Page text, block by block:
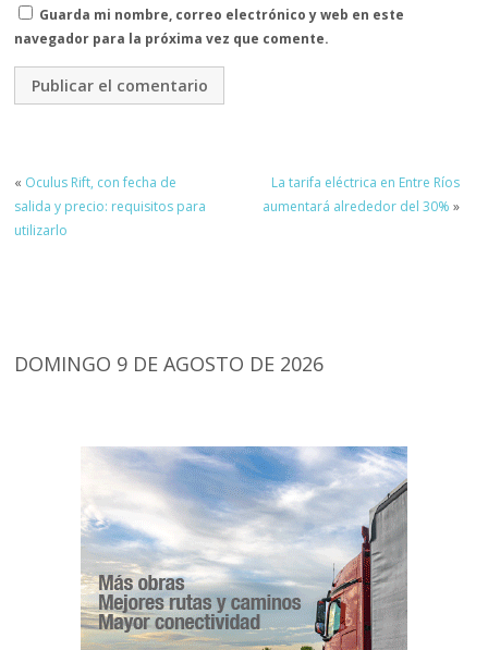
Guarda mi nombre, correo electrónico y web en este
navegador para la próxima vez que comente.
« Oculus Rift, con fecha de
salida y precio: requisitos para
utilizarlo
La tarifa eléctrica en Entre Ríos
aumentará alrededor del 30% »
DOMINGO 9 DE AGOSTO DE 2026